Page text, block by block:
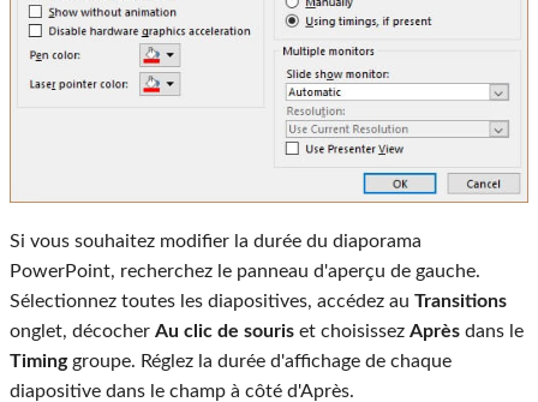
Si vous souhaitez modifier la durée du diaporama
PowerPoint, recherchez le panneau d'aperçu de gauche.
Sélectionnez toutes les diapositives, accédez au Transitions
onglet, décocher Au clic de souris et choisissez Après dans le
Timinggroupe. Réglez la durée d'affichage de chaque
diapositive dans le champ à côté d'Après.